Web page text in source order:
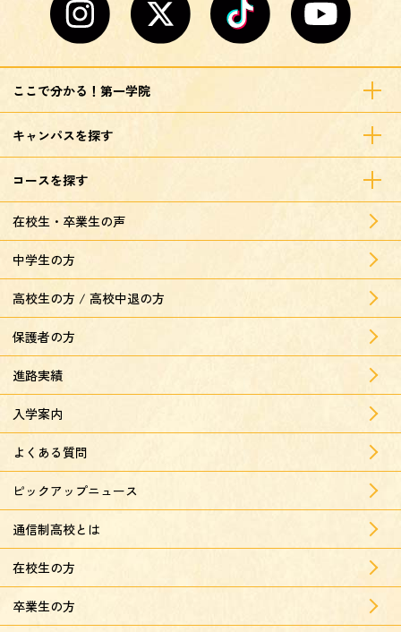
ここで分かる！第一学院
キャンパスを探す
コースを探す
在校生・卒業生の声
中学生の方
高校生の方 / 高校中退の方
保護者の方
進路実績
入学案内
よくある質問
ピックアップニュース
通信制高校とは
在校生の方
卒業生の方